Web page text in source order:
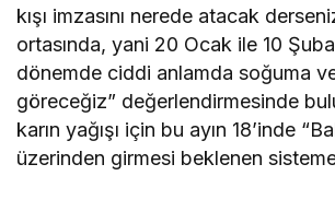
kışı imzasını nerede atacak
ortasında, yani 20 Ocak ile 10
dönemde ciddi anlamda soğuma ve
göreceğiz” değerlendirmesinde
karın yağışı için bu ayın 18’inde
üzerinden girmesi beklenen